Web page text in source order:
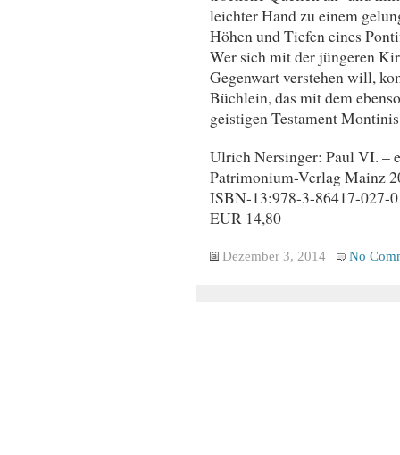
leichter Hand zu einem
Höhen und Tiefen eines
Wer sich mit der jüngeren
Gegenwart verstehen will,
Büchlein, das mit dem
geistigen Testament
Ulrich Nersinger: Paul VI. –
Patrimonium-Verlag Mainz
ISBN-13:978-3-86417-027-0
EUR 14,80
Dezember 3, 2014 No